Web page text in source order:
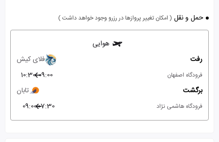
حمل و نقل ( امکان تغییر پروازها در رزرو وجود خواهد داشت )
هوایی
رفت
فلای کیش
فرودگاه اصفهان 09:00
10:30
برگشت
تابان
فرودگاه هاشمی نژاد 07:30
09:00